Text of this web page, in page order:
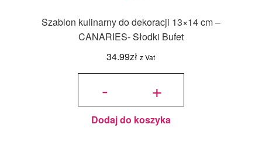
Szablon kulinarny do dekoracji 13×14 cm –
CANARIES- Słodki Bufet
34.99zł z Vat
-
ilość
dekoracji
13x14 cm -
Słodki Bufet +
Dodaj do koszyka